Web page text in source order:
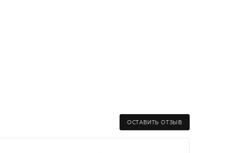
ОСТАВИТЬ ОТЗЫВ